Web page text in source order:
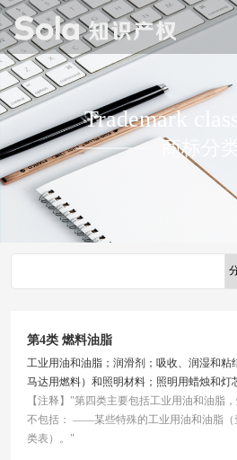
Trademark
商标分类
第4类 燃料油脂
工业用油和油脂；润滑剂；吸收、润湿和
马达用燃料）和照明材料；照明用蜡烛和灯
【注释】"第四类主要包括工业用油和油脂
不包括： ——某些特殊的工业用油和油脂（
类表）。"